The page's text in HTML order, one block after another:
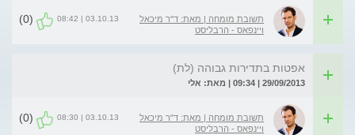
תשובת מומחה | מאת: ד"ר מיכאל
ויינפאס - הרבליסט
03.10.13 | 08:42
(0)
אפטות בתדירות גבוהה (לת)
29/09/2013 | 09:34 | מאת: אלי
תשובת מומחה | מאת: ד"ר מיכאל
ויינפאס - הרבליסט
03.10.13 | 08:30
(0)